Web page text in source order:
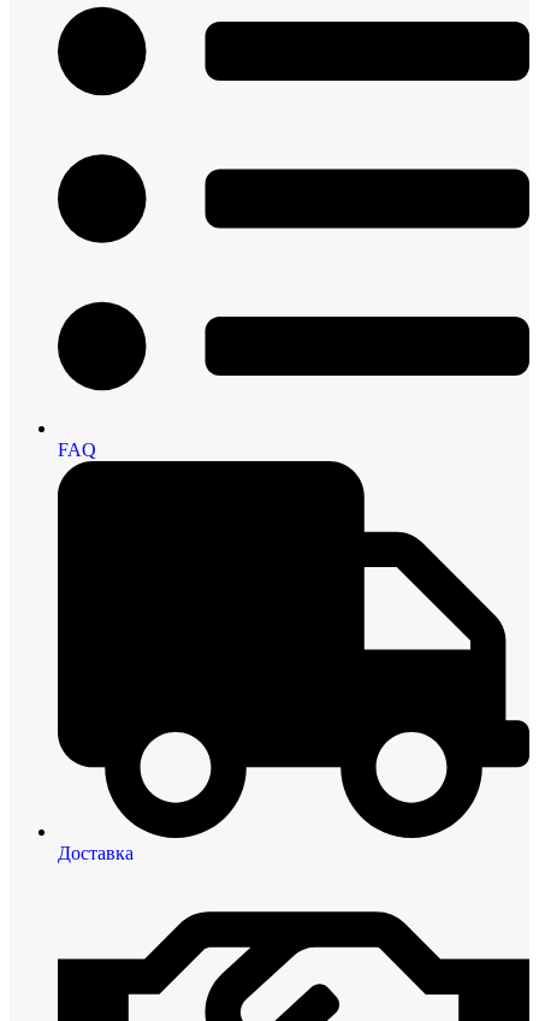
FAQ
Доставка